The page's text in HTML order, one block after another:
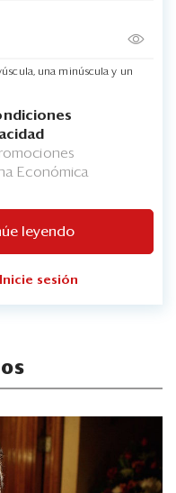
una minúscula y un
Económica
leyendo
Inicie sesión